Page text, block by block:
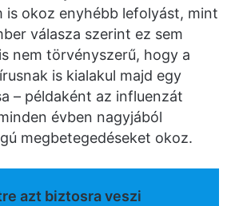
is okoz enyhébb lefolyást, mint
válasza szerint ez sem
nem törvényszerű, hogy a
is kialakul majd egy
– példaként az influenzát
évben nagyjából
megbetegedéseket okoz.
azt biztosra veszi